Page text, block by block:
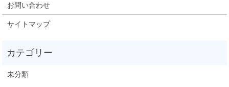
お問い合わせ
サイトマップ
未分類